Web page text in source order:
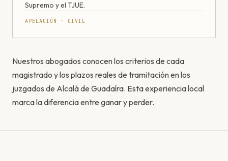
Supremo y el TJUE.
APELACIÓN · CIVIL
Nuestros abogados conocen los criterios de cada
magistrado y los plazos reales de tramitación en los
juzgados de Alcalá de Guadaíra. Esta experiencia local
marca la diferencia entre ganar y perder.